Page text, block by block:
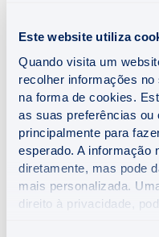
Este website utiliza
Quando visita um
recolher informações
na forma de cookies.
as suas preferências ou
principalmente para
esperado. A informação
diretamente, mas pode
mais personalizada.
direito à privacidade,
Modalidade de
Apenas pode
pela totalidade,
único.
Não se
pagamentos em
O reembolso do